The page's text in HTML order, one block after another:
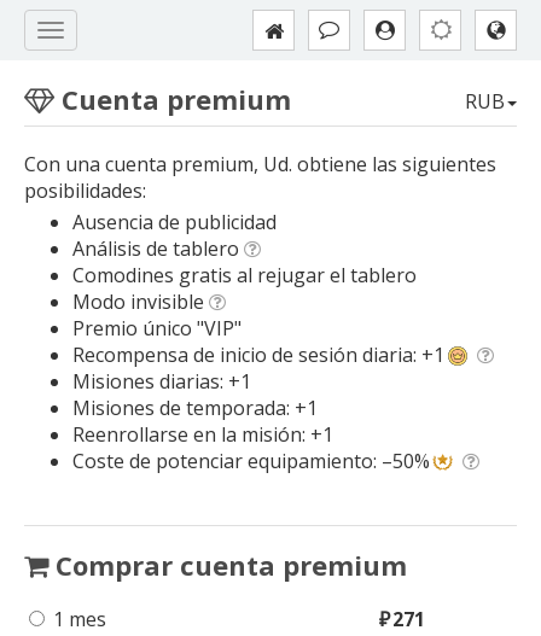
Cuenta premium RUB
Con una cuenta premium, Ud. obtiene las siguientes
posibilidades:
Ausencia de publicidad
Análisis de tablero
Comodines gratis al rejugar el tablero
Modo invisible
Premio único "VIP"
Recompensa de inicio de sesión diaria: +1
Misiones diarias: +1
Misiones de temporada: +1
Reenrollarse en la misión: +1
Coste de potenciar equipamiento: –50%
Comprar cuenta premium
1 mes ₽271